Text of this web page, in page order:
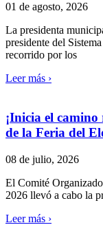
01 de agosto, 2026
La presidenta
presidente del
recorrido por los
Leer más ›
¡Inicia el
de la Feria del
08 de julio, 2026
El Comité
2026 llevó a cabo la
Leer más ›